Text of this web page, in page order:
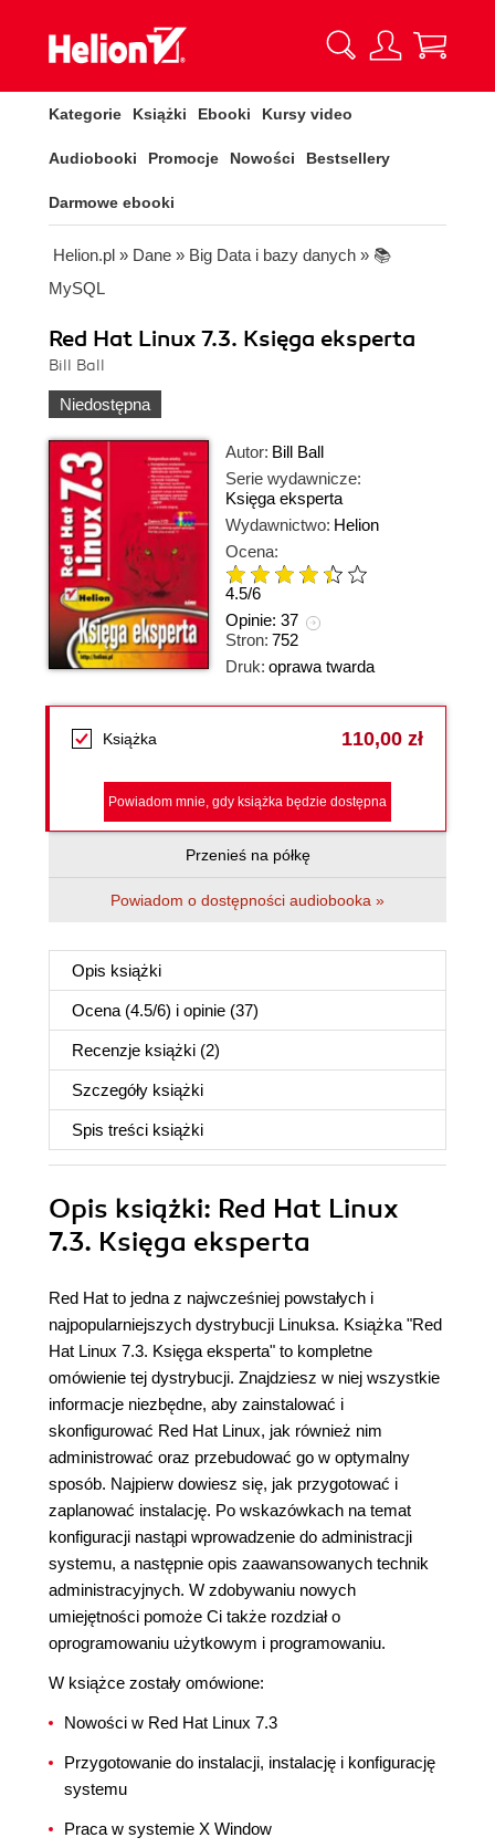
Kategorie Książki Ebooki Kursy video
Audiobooki Promocje Nowości Bestsellery
Darmowe ebooki
Helion.pl » Dane » Big Data i bazy danych » 📚
MySQL
Red Hat Linux 7.3. Księga eksperta
Bill Ball
Niedostępna
Autor: Bill Ball
Serie wydawnicze:
Księga eksperta
Wydawnictwo: Helion
Ocena:
4.5/6
Opinie: 37
Stron: 752
Druk: oprawa twarda
Książka 110,00 zł
Powiadom mnie, gdy książka będzie dostępna
Przenieś na półkę
Powiadom o dostępności audiobooka »
Opis książki
Ocena (4.5/6) i opinie (37)
Recenzje książki (2)
Szczegóły książki
Spis treści książki
Opis książki: Red Hat Linux
7.3. Księga eksperta
Red Hat to jedna z najwcześniej powstałych i
najpopularniejszych dystrybucji Linuksa. Książka "Red
Hat Linux 7.3. Księga eksperta" to kompletne
omówienie tej dystrybucji. Znajdziesz w niej wszystkie
informacje niezbędne, aby zainstalować i
skonfigurować Red Hat Linux, jak również nim
administrować oraz przebudować go w optymalny
sposób. Najpierw dowiesz się, jak przygotować i
zaplanować instalację. Po wskazówkach na temat
konfiguracji nastąpi wprowadzenie do administracji
systemu, a następnie opis zaawansowanych technik
administracyjnych. W zdobywaniu nowych
umiejętności pomoże Ci także rozdział o
oprogramowaniu użytkowym i programowaniu.
W książce zostały omówione:
Nowości w Red Hat Linux 7.3
Przygotowanie do instalacji, instalację i konfigurację
systemu
Praca w systemie X Window